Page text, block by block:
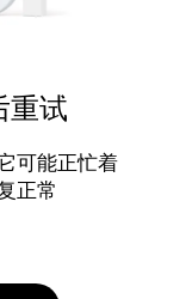
重试
可能正忙着
正常